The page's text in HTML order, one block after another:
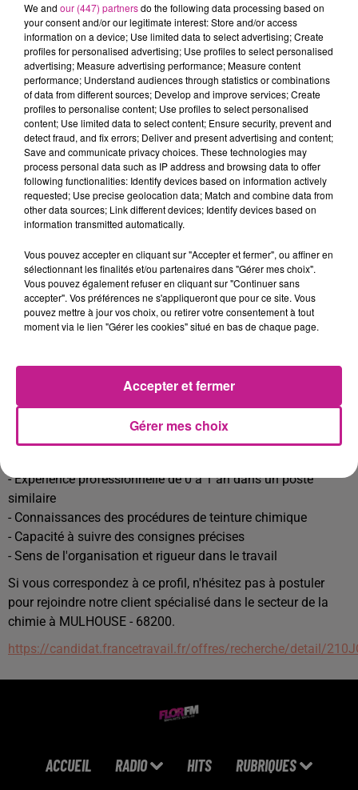
à 1 an dans le domaine. Les horaires de travail sont de 37
heures par semaine, avec une rémunération horaire comprise
entre 12.02 et 14EUR.
- Réalisation des opérations de teinture chimique selon les
procédures établies
- Préparation des produits et des machines nécessaires à la
teinture
- Contrôle de la qualité des teintures réalisées
- Respect des consignes de sécurité et d'hygiène
- Horaires de travail : 35 heures par semaine
- Contrat en intérim de longue durée
- Rémunération horaire entre 12.02 et 14EUR
Vous disposerez aussi des avantages CRIT :
- Taux horaire fixe + 10% fin de mission + 10% congés payés.
- Compte Epargne Temps (CET) déblocable à tout moment.
- Acompte de paie hebdomadaire si besoin.
- Aides diverses (via FASTT) : mutuelle, logement, garde
- Application My Crit pour un suivi facile.
- Comité Social et Économique (CSE) : cartes cadeaux,
remboursement chèques vacances, etc.
- Formation de niveau BEP/CAP dans le domaine de la
- Expérience professionnelle de 0 à 1 an dans un poste
similaire
- Connaissances des procédures de teinture chimique
- Capacité à suivre des consignes précises
- Sens de l'organisation et rigueur dans le travail
Si vous correspondez à ce profil, n'hésitez pas à postuler
pour rejoindre notre client spécialisé dans le secteur de la
chimie à MULHOUSE - 68200.
https://candidat.francetravail.fr/offres/recherche/detail/
ACCUEIL RADIO HITS RUBRIQUES
We and our (447) partnersdo the following data processing based on
your consent and/or our legitimate interest: Store and/or access
information on a device; Use limited data to select advertising; Create
profiles for personalised advertising; Use profiles to select personalised
advertising; Measure advertising performance; Measure content
performance; Understand audiences through statistics or combinations
of data from different sources; Develop and improve services; Create
profiles to personalise content; Use profiles to select personalised
content; Use limited data to select content; Ensure security, prevent and
detect fraud, and fix errors; Deliver and present advertising and content;
Save and communicate privacy choices. These technologies may
process personal data such as IP address and browsing data to offer
following functionalities: Identify devices based on information actively
requested; Use precise geolocation data; Match and combine data from
other data sources; Link different devices; Identify devices based on
information transmitted automatically.
Vous pouvez accepter en cliquant sur "Accepter et fermer", ou affiner en
sélectionnant les finalités et/ou partenaires dans "Gérer mes choix".
Vous pouvez également refuser en cliquant sur "Continuer sans
accepter". Vos préférences ne s'appliqueront que pour ce site. Vous
pouvez mettre à jour vos choix, ou retirer votre consentement à tout
moment via le lien "Gérer les cookies" situé en bas de chaque page.
Gérer mes choix
Accepter et fermer